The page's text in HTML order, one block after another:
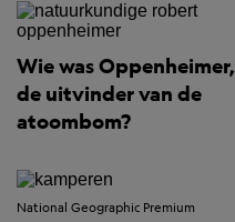
Wie was Oppenheimer,
de uitvinder van de
atoombom?
National Geographic Premium